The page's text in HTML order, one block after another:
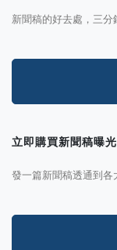
新聞稿的好去處，三分
立即購買新聞稿曝光
發一篇新聞稿透通到各